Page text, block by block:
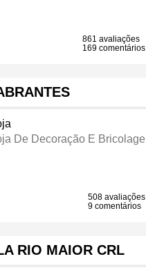
861 avaliações
169 comentários
De Decoração E Bricolage
508 avaliações
9 comentários
RIO MAIOR CRL